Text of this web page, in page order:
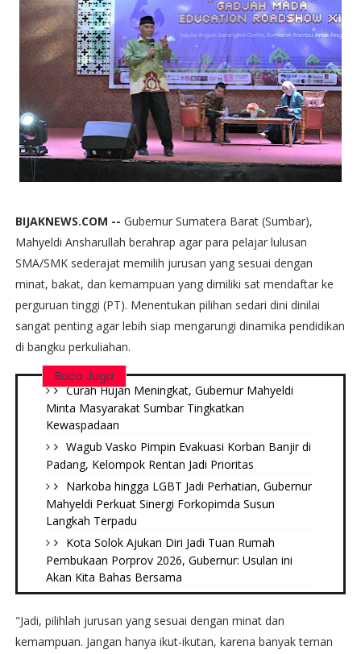
BIJAKNEWS.COM -- Gubernur Sumatera Barat (Sumbar),
Mahyeldi Ansharullah berahrap agar para pelajar lulusan
SMA/SMK sederajat memilih jurusan yang sesuai dengan
minat, bakat, dan kemampuan yang dimiliki sat mendaftar ke
perguruan tinggi (PT). Menentukan pilihan sedari dini dinilai
sangat penting agar lebih siap mengarungi dinamika pendidikan
di bangku perkuliahan.
Baca Juga
Curah Hujan Meningkat, Gubernur Mahyeldi
Minta Masyarakat Sumbar Tingkatkan
Kewaspadaan
Wagub Vasko Pimpin Evakuasi Korban Banjir di
Padang, Kelompok Rentan Jadi Prioritas
Narkoba hingga LGBT Jadi Perhatian, Gubernur
Mahyeldi Perkuat Sinergi Forkopimda Susun
Langkah Terpadu
Kota Solok Ajukan Diri Jadi Tuan Rumah
Pembukaan Porprov 2026, Gubernur: Usulan ini
Akan Kita Bahas Bersama
"Jadi, pilihlah jurusan yang sesuai dengan minat dan
kemampuan. Jangan hanya ikut-ikutan, karena banyak teman